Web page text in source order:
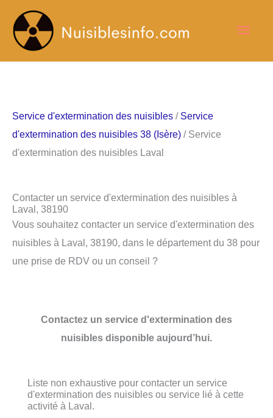
contenu
Service d'extermination des nuisibles / Service
d'extermination des nuisibles 38 (Isère) / Service
d'extermination des nuisibles Laval
Contacter un service d'extermination des nuisibles à
Laval, 38190
Vous souhaitez contacter un service d'extermination des
nuisibles à Laval, 38190, dans le département du 38 pour
une prise de RDV ou un conseil ?
Contactez un service d'extermination des
nuisibles disponible aujourd’hui.
Liste non exhaustive pour contacter un service
d'extermination des nuisibles ou service lié à cette
activité à Laval.